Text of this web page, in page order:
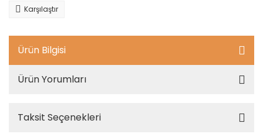
Karşılaştır
Ürün Bilgisi
Ürün Yorumları
Taksit Seçenekleri